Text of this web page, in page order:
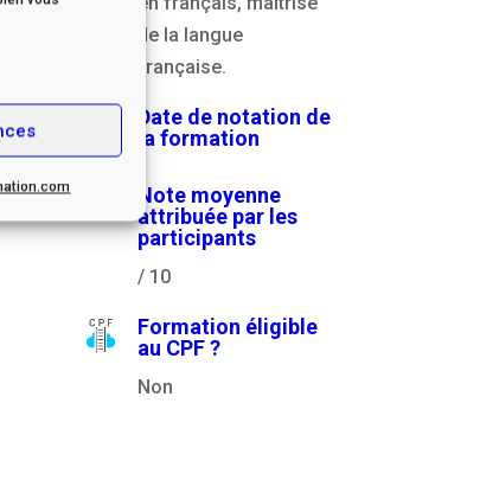
de la langue
française.
Date de notation de
la formation
Note moyenne
attribuée par les
participants
/ 10
Formation éligible
au CPF ?
Non